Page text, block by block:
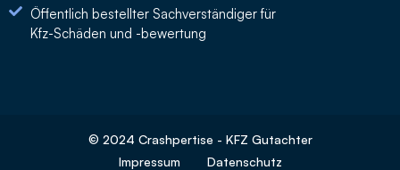
Öffentlich bestellter Sachverständiger für
Kfz-Schäden und -bewertung
© 2024 Crashpertise - KFZ Gutachter
Impressum
Datenschutz